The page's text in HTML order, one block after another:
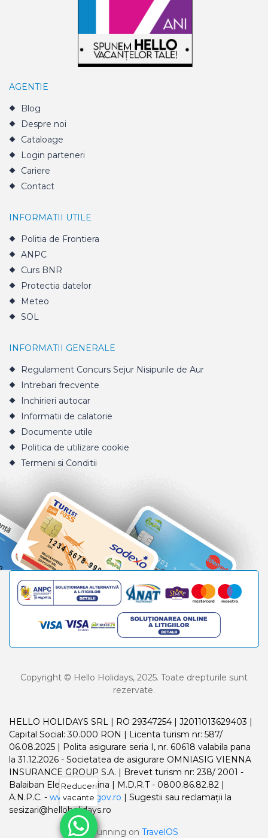
AGENTIE
Blog
Despre noi
Cataloage
Login parteneri
Cariere
Contact
INFORMATII UTILE
Politia de Frontiera
ANPC
Curs BNR
Protectia datelor
Meteo
SOL
INFORMATII GENERALE
Regulament Concurs Sejur Nisipurile de Aur
Intrebari frecvente
Inchirieri autocar
Informatii de calatorie
Documente utile
Politica de utilizare cookie
Termeni si Conditii
Copyright © Hello Holidays, 2025. Toate drepturile sunt
rezervate.
HELLO HOLIDAYS SRL | RO 29347254 | J2011013629403 |
Capital Social: 30.000 RON | Licenta turism nr: 587/
06.08.2025 | Polita asigurare seria I, nr. 60618 valabila pana
la 31.12.2026 - Societatea de asigurare OMNIASIG VIENNA
INSURANCE GROUP S.A. | Brevet turism nr: 238/ 2001 -
Balaiban Elena Madalina | M.D.R.T - 0800.86.82.82 |
A.N.P.C. - www.anpc.gov.ro | Sugestii sau reclamații la
sesizari@helloholidays.ro
Running on TravelOS
Reduceri
vacante